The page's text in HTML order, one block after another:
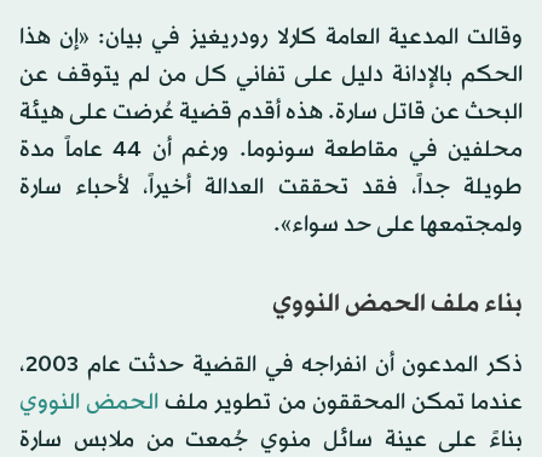
وقالت المدعية العامة كارلا رودريغيز في بيان: «إن هذا
الحكم بالإدانة دليل على تفاني كل من لم يتوقف عن
البحث عن قاتل سارة. هذه أقدم قضية عُرضت على هيئة
محلفين في مقاطعة سونوما. ورغم أن 44 عاماً مدة
طويلة جداً، فقد تحققت العدالة أخيراً، لأحباء سارة
ولمجتمعها على حد سواء».
بناء ملف الحمض النووي
ذكر المدعون أن انفراجه في القضية حدثت عام 2003،
عندما تمكن المحققون من تطوير ملف الحمض النووي
بناءً على عينة سائل منوي جُمعت من ملابس سارة